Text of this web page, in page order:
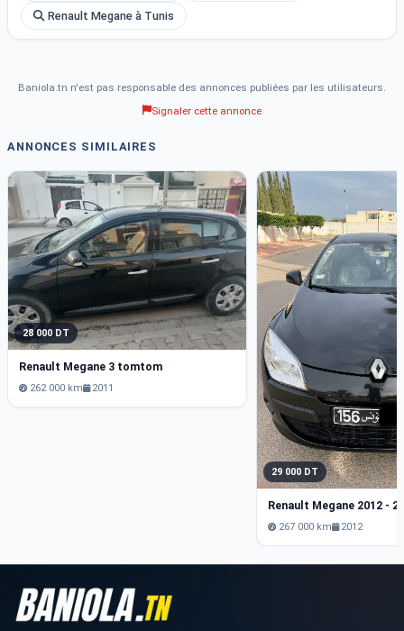
Renault Megane à Tunis
Baniola.tn n'est pas responsable des annonces publiées par les utilisateurs.
Signaler cette annonce
ANNONCES SIMILAIRES
28 000 DT
Renault Megane 3 tomtom
262 000 km 2011
29 000 DT
267 000 km 2012